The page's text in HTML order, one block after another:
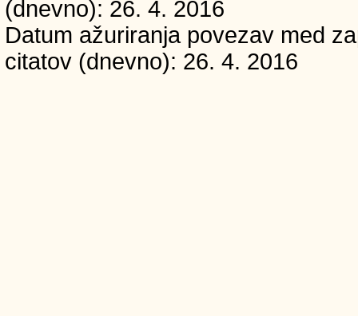
(dnevno): 26. 4. 2016
Datum ažuriranja povezav med
citatov (dnevno): 26. 4. 2016